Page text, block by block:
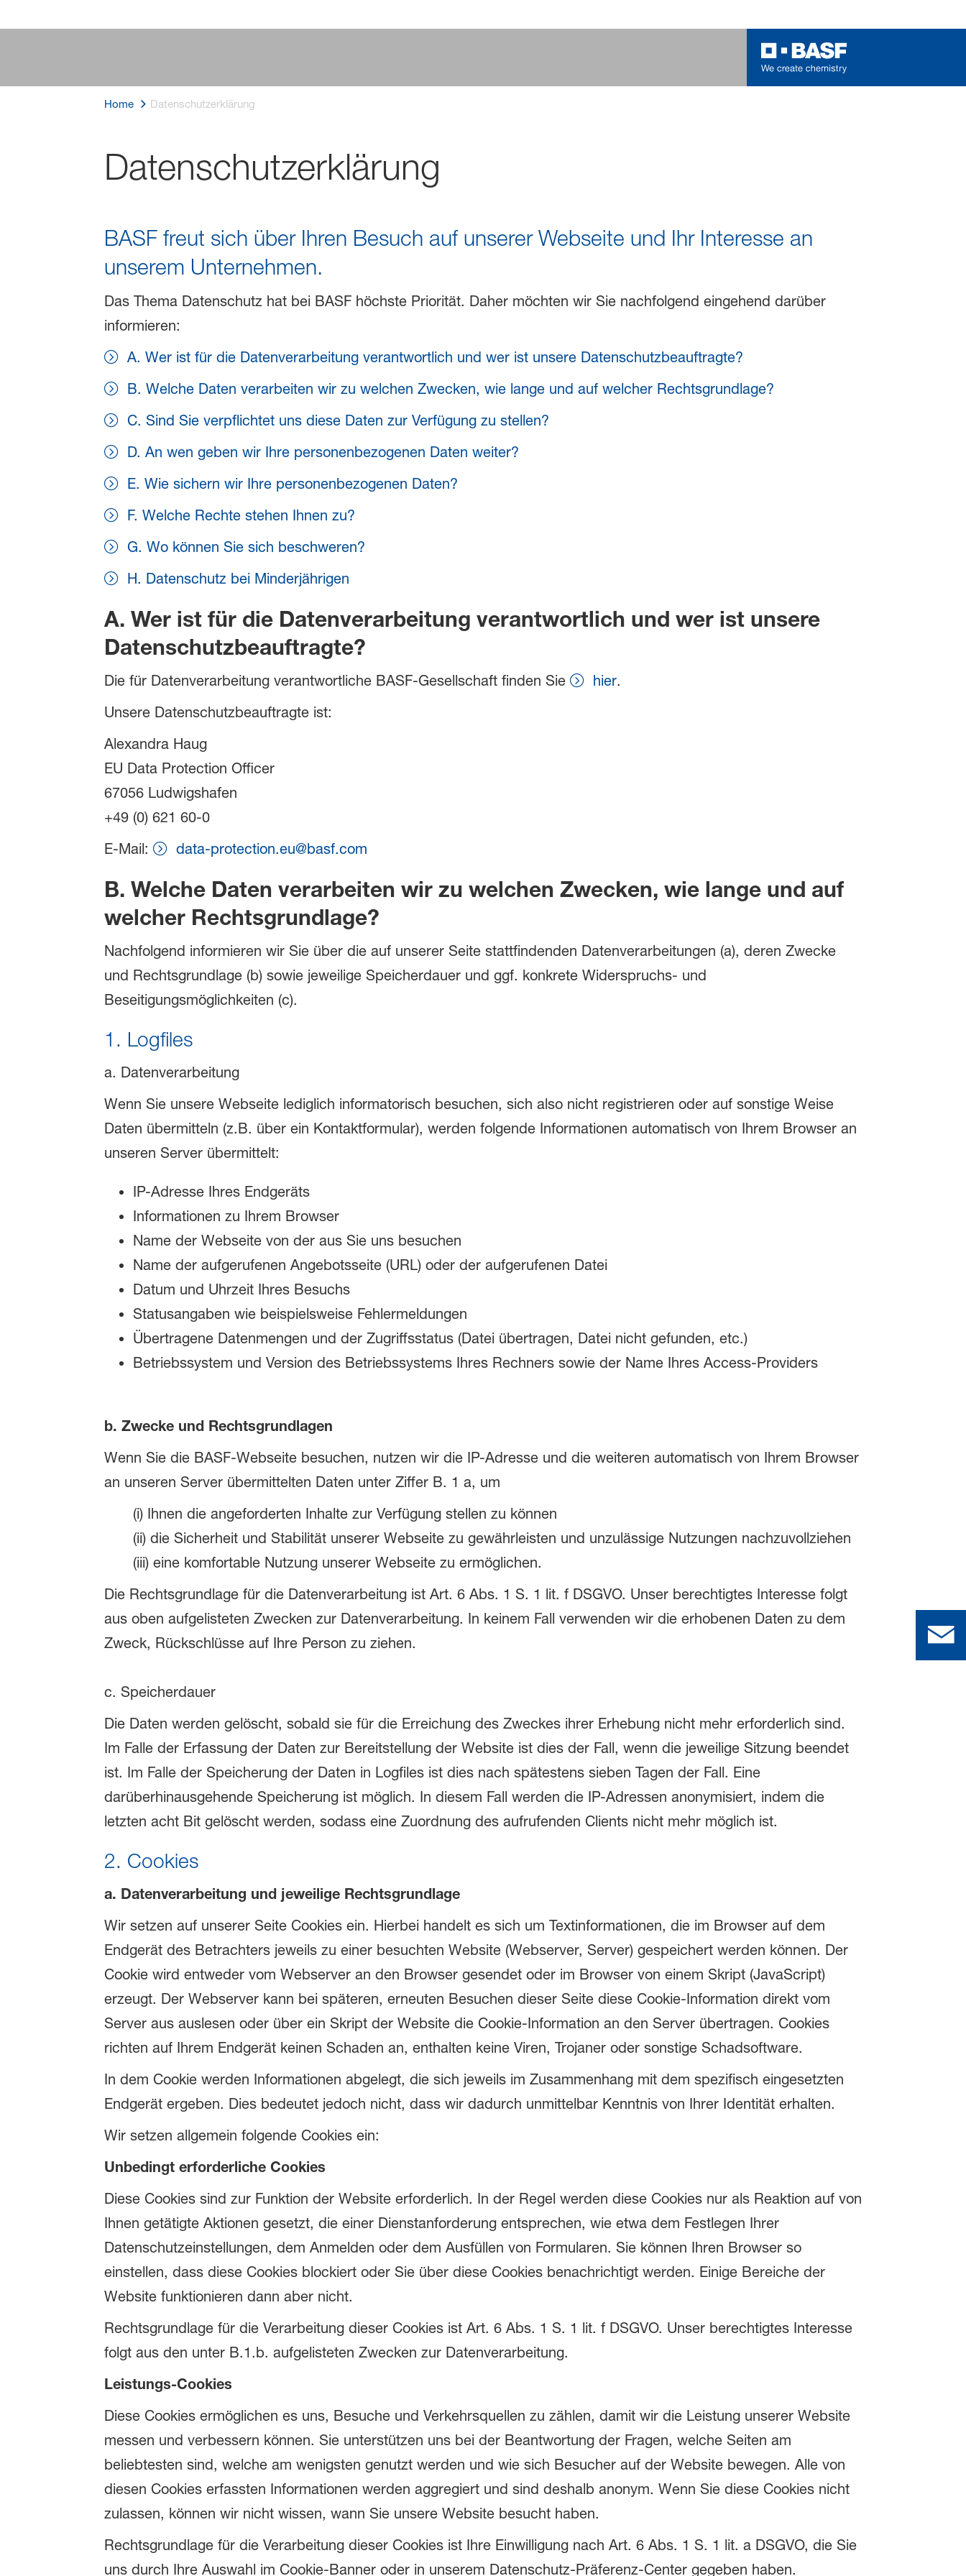
Home Datenschutzerklärung
Datenschutzerklärung
BASF freut sich über Ihren Besuch auf unserer Webseite und Ihr Interesse an
unserem Unternehmen.
Das Thema Datenschutz hat bei BASF höchste Priorität. Daher möchten wir Sie nachfolgend eingehend darüber
informieren:
A. Wer ist für die Datenverarbeitung verantwortlich und wer ist unsere Datenschutzbeauftragte?
B. Welche Daten verarbeiten wir zu welchen Zwecken, wie lange und auf welcher Rechtsgrundlage?
C. Sind Sie verpflichtet uns diese Daten zur Verfügung zu stellen?
D. An wen geben wir Ihre personenbezogenen Daten weiter?
E. Wie sichern wir Ihre personenbezogenen Daten?
F. Welche Rechte stehen Ihnen zu?
G. Wo können Sie sich beschweren?
H. Datenschutz bei Minderjährigen
A. Wer ist für die Datenverarbeitung verantwortlich und wer ist unsere
Datenschutzbeauftragte?
Die für Datenverarbeitung verantwortliche BASF-Gesellschaft finden Sie hier.
Unsere Datenschutzbeauftragte ist:
Alexandra Haug
EU Data Protection Officer
67056 Ludwigshafen
+49 (0) 621 60-0
E-Mail:
data-protection.eu@basf.com
B. Welche Daten verarbeiten wir zu welchen Zwecken, wie lange und auf
welcher Rechtsgrundlage?
Nachfolgend informieren wir Sie über die auf unserer Seite stattfindenden Datenverarbeitungen (a), deren Zwecke
und Rechtsgrundlage (b) sowie jeweilige Speicherdauer und ggf. konkrete Widerspruchs- und
Beseitigungsmöglichkeiten (c).
1. Logfiles
a. Datenverarbeitung
Wenn Sie unsere Webseite lediglich informatorisch besuchen, sich also nicht registrieren oder auf sonstige Weise
Daten übermitteln (z.B. über ein Kontaktformular), werden folgende Informationen automatisch von Ihrem Browser an
unseren Server übermittelt:
IP-Adresse Ihres Endgeräts
Informationen zu Ihrem Browser
Name der Webseite von der aus Sie uns besuchen
Name der aufgerufenen Angebotsseite (URL) oder der aufgerufenen Datei
Datum und Uhrzeit Ihres Besuchs
Statusangaben wie beispielsweise Fehlermeldungen
Übertragene Datenmengen und der Zugriffsstatus (Datei übertragen, Datei nicht gefunden, etc.)
Betriebssystem und Version des Betriebssystems Ihres Rechners sowie der Name Ihres Access-Providers
b. Zwecke und Rechtsgrundlagen
Wenn Sie die BASF-Webseite besuchen, nutzen wir die IP-Adresse und die weiteren automatisch von Ihrem Browser
an unseren Server übermittelten Daten unter Ziffer B. 1 a, um
(i) Ihnen die angeforderten Inhalte zur Verfügung stellen zu können
(ii) die Sicherheit und Stabilität unserer Webseite zu gewährleisten und unzulässige Nutzungen nachzuvollziehen
(iii) eine komfortable Nutzung unserer Webseite zu ermöglichen.
Die Rechtsgrundlage für die Datenverarbeitung ist Art. 6 Abs. 1 S. 1 lit. f DSGVO. Unser berechtigtes Interesse folgt
aus oben aufgelisteten Zwecken zur Datenverarbeitung. In keinem Fall verwenden wir die erhobenen Daten zu dem
Zweck, Rückschlüsse auf Ihre Person zu ziehen.
c. Speicherdauer
Die Daten werden gelöscht, sobald sie für die Erreichung des Zweckes ihrer Erhebung nicht mehr erforderlich sind.
Im Falle der Erfassung der Daten zur Bereitstellung der Website ist dies der Fall, wenn die jeweilige Sitzung beendet
ist. Im Falle der Speicherung der Daten in Logfiles ist dies nach spätestens sieben Tagen der Fall. Eine
darüberhinausgehende Speicherung ist möglich. In diesem Fall werden die IP-Adressen anonymisiert, indem die
letzten acht Bit gelöscht werden, sodass eine Zuordnung des aufrufenden Clients nicht mehr möglich ist.
2. Cookies
a. Datenverarbeitung und jeweilige Rechtsgrundlage
Wir setzen auf unserer Seite Cookies ein. Hierbei handelt es sich um Textinformationen, die im Browser auf dem
Endgerät des Betrachters jeweils zu einer besuchten Website (Webserver, Server) gespeichert werden können. Der
Cookie wird entweder vom Webserver an den Browser gesendet oder im Browser von einem Skript (JavaScript)
erzeugt. Der Webserver kann bei späteren, erneuten Besuchen dieser Seite diese Cookie-Information direkt vom
Server aus auslesen oder über ein Skript der Website die Cookie-Information an den Server übertragen. Cookies
richten auf Ihrem Endgerät keinen Schaden an, enthalten keine Viren, Trojaner oder sonstige Schadsoftware.
In dem Cookie werden Informationen abgelegt, die sich jeweils im Zusammenhang mit dem spezifisch eingesetzten
Endgerät ergeben. Dies bedeutet jedoch nicht, dass wir dadurch unmittelbar Kenntnis von Ihrer Identität erhalten.
Wir setzen allgemein folgende Cookies ein:
Unbedingt erforderliche Cookies
Diese Cookies sind zur Funktion der Website erforderlich. In der Regel werden diese Cookies nur als Reaktion auf von
Ihnen getätigte Aktionen gesetzt, die einer Dienstanforderung entsprechen, wie etwa dem Festlegen Ihrer
Datenschutzeinstellungen, dem Anmelden oder dem Ausfüllen von Formularen. Sie können Ihren Browser so
einstellen, dass diese Cookies blockiert oder Sie über diese Cookies benachrichtigt werden. Einige Bereiche der
Website funktionieren dann aber nicht.
Rechtsgrundlage für die Verarbeitung dieser Cookies ist Art. 6 Abs. 1 S. 1 lit. f DSGVO. Unser berechtigtes Interesse
folgt aus den unter B.1.b. aufgelisteten Zwecken zur Datenverarbeitung.
Leistungs-Cookies
Diese Cookies ermöglichen es uns, Besuche und Verkehrsquellen zu zählen, damit wir die Leistung unserer Website
messen und verbessern können. Sie unterstützen uns bei der Beantwortung der Fragen, welche Seiten am
beliebtesten sind, welche am wenigsten genutzt werden und wie sich Besucher auf der Website bewegen. Alle von
diesen Cookies erfassten Informationen werden aggregiert und sind deshalb anonym. Wenn Sie diese Cookies nicht
zulassen, können wir nicht wissen, wann Sie unsere Website besucht haben.
Rechtsgrundlage für die Verarbeitung dieser Cookies ist Ihre Einwilligung nach Art. 6 Abs. 1 S. 1 lit. a DSGVO, die Sie
uns durch Ihre Auswahl im Cookie-Banner oder in unserem Datenschutz-Präferenz-Center gegeben haben.